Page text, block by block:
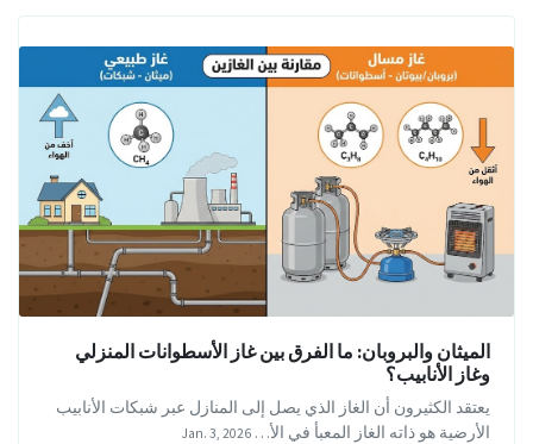
الميثان والبروبان: ما الفرق بين غاز الأسطوانات المنزلي
وغاز الأنابيب؟
يعتقد الكثيرون أن الغاز الذي يصل إلى المنازل عبر شبكات الأنابيب
الأرضية هو ذاته الغاز المعبأ في الأ… Jan. 3, 2026